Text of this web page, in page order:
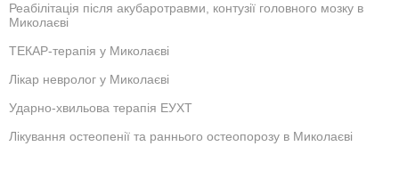
Реабілітація після акубаротравми, контузії головного мозку в
Миколаєві
ТЕКАР-терапія у Миколаєві
Лікар невролог у Миколаєві
Ударно-хвильова терапія ЕУХТ
Лікування остеопенії та раннього остеопорозу в Миколаєві